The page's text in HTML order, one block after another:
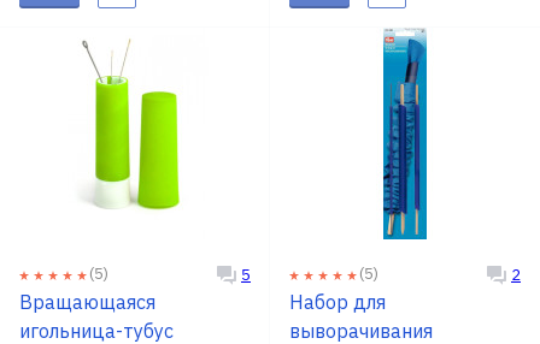
(5) 5
Вращающаяся
игольница-тубус
(5) 2
Набор для
выворачивания